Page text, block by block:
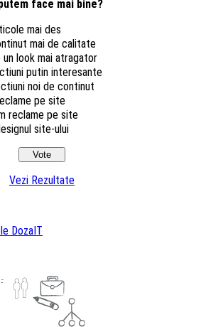
face mai bine?
mai des
mai de calitate
look mai atragator
putin interesante
noi de continut
pe site
reclame pe site
site-ului
Vezi Rezultate
DozaIT